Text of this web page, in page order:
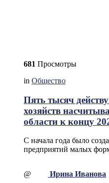
681 Просмотры
in Общество
Пять тысяч
хозяйств
области к концу
С начала года было
предприятий малых
@ Ирина Иванова